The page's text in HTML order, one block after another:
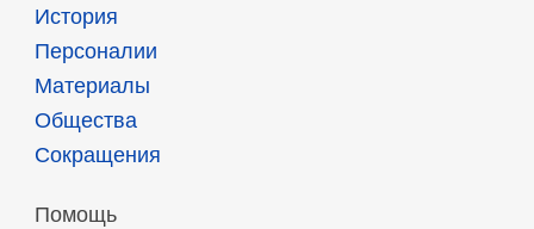
История
Персоналии
Материалы
Общества
Сокращения
Помощь